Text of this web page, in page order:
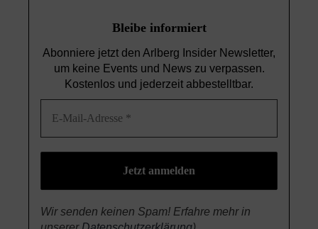
Bleibe informiert
Abonniere jetzt den Arlberg Insider Newsletter,
um keine Events und Newszu verpassen.
Kostenlos und jederzeit abbestelltbar.
Wir senden keinen Spam! Erfahre mehr in